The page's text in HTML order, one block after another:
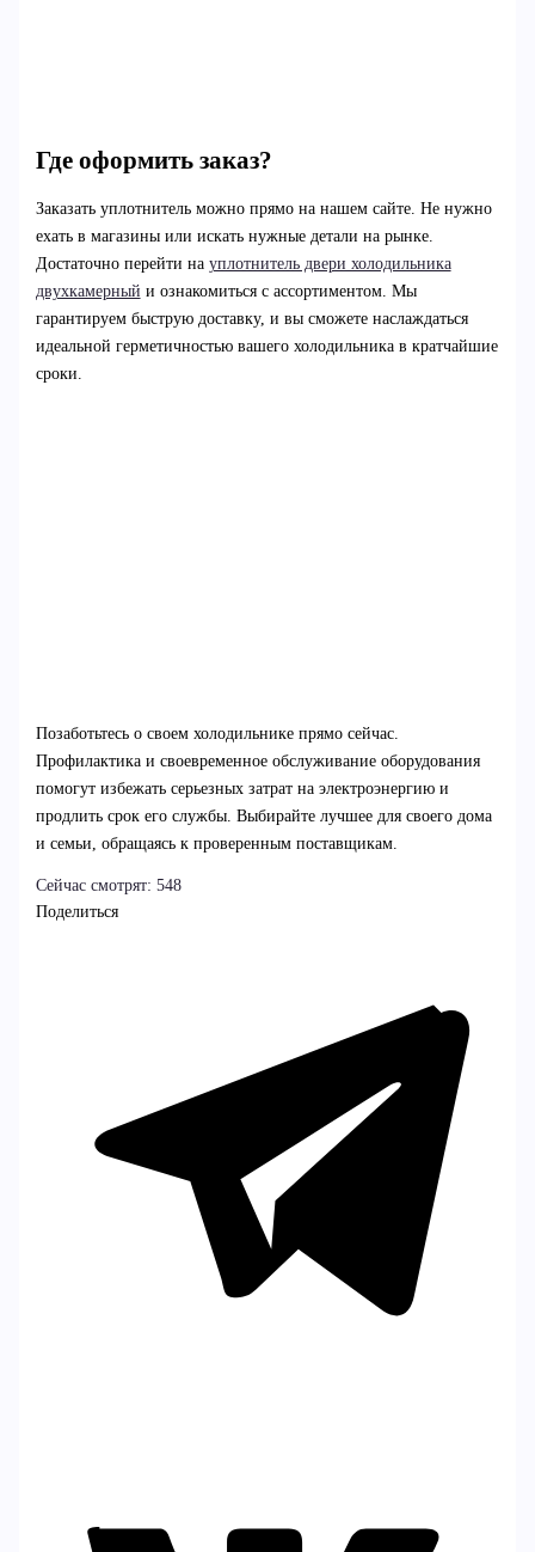
Где оформить заказ?
Заказать уплотнитель можно прямо на нашем сайте. Не нужно
ехать в магазины или искать нужные детали на рынке.
Достаточно перейти на уплотнитель двери холодильника
двухкамерный и ознакомиться с ассортиментом. Мы
гарантируем быструю доставку, и вы сможете наслаждаться
идеальной герметичностью вашего холодильника в кратчайшие
сроки.
Позаботьтесь о своем холодильнике прямо сейчас.
Профилактика и своевременное обслуживание оборудования
помогут избежать серьезных затрат на электроэнергию и
продлить срок его службы. Выбирайте лучшее для своего дома
и семьи, обращаясь к проверенным поставщикам.
Сейчас смотрят: 548
Поделиться